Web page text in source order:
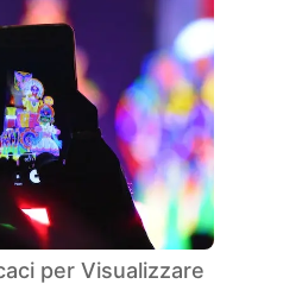
per Visualizzare